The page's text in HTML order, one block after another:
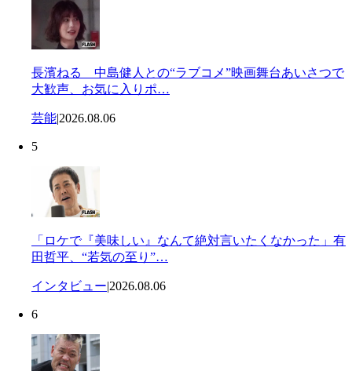
長濱ねる 中島健人との“ラブコメ”映画舞台あいさつで
大歓声、お気に入りポ…
芸能|2026.08.06
5
「ロケで『美味しい』なんて絶対言いたくなかった」有
田哲平、“若気の至り”…
インタビュー|2026.08.06
6